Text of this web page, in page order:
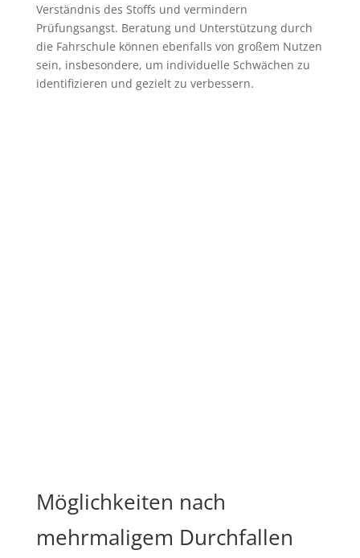
Verständnis des Stoffs und vermindern
Prüfungsangst. Beratung und Unterstützung durch
die Fahrschule können ebenfalls von großem Nutzen
sein, insbesondere, um individuelle Schwächen zu
identifizieren und gezielt zu verbessern.
Möglichkeiten nach
mehrmaligem Durchfallen